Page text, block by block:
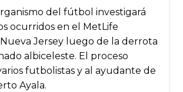
del fútbol investigará
ocurridos en el MetLife
Jersey luego de la derrota
albiceleste. El proceso
futbolistas y al ayudante de
Ayala.